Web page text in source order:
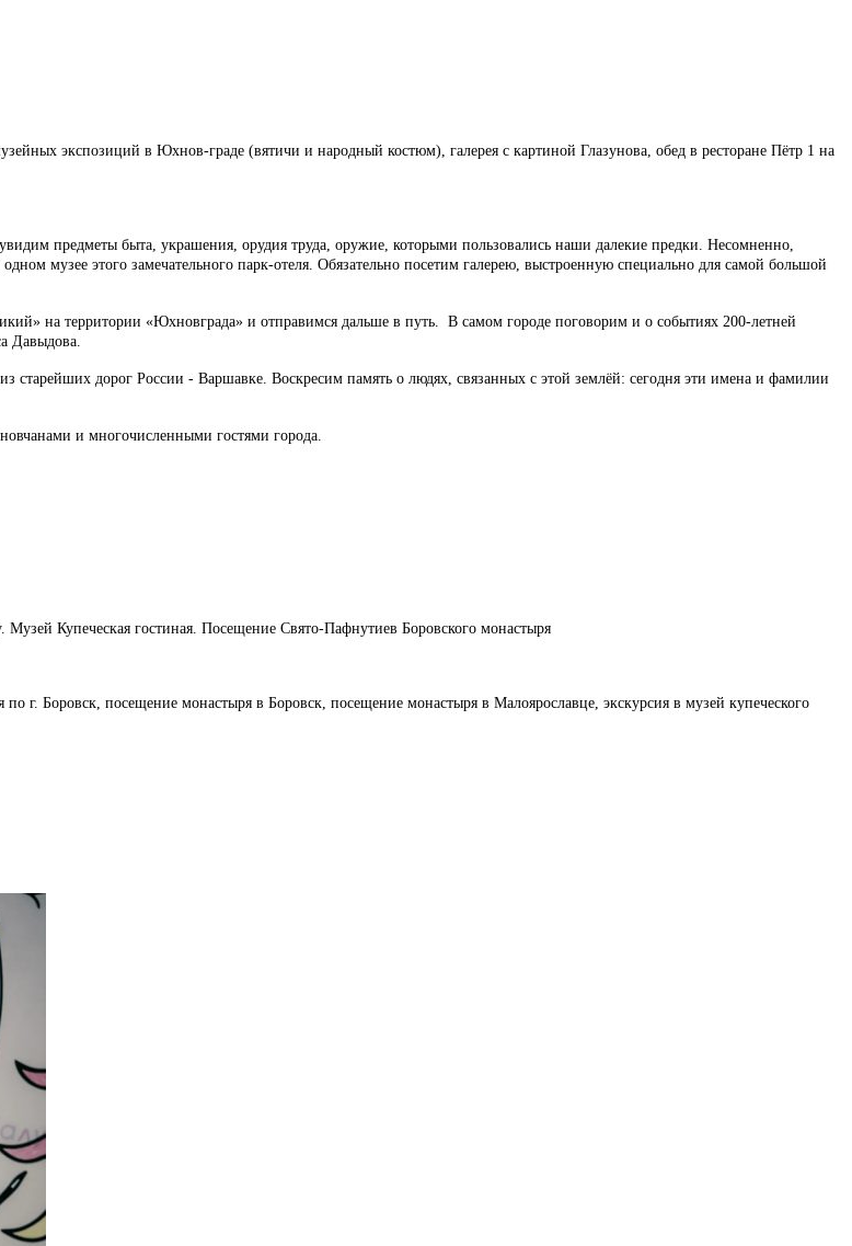
экспозиций в Юхнов-граде (вятичи и народный костюм), галерея с картиной Глазунова, обед в ресторане Пётр 1 на
предметы быта, украшения, орудия труда, оружие, которыми пользовались наши далекие предки. Несомненно,
музее этого замечательного парк-отеля. Обязательно посетим галерею, выстроенную специально для самой большой
на территории «Юхновграда» и отправимся дальше в путь. В самом городе поговорим и о событиях 200-летней
Давыдова.
старейших дорог России - Варшавке. Воскресим память о людях, связанных с этой землёй: сегодня эти имена и фамилии
и многочисленными гостями города.
Купеческая гостиная. Посещение Свято-Пафнутиев Боровского монастыря
г. Боровск, посещение монастыря в Боровск, посещение монастыря в Малоярославце, экскурсия в музей купеческого